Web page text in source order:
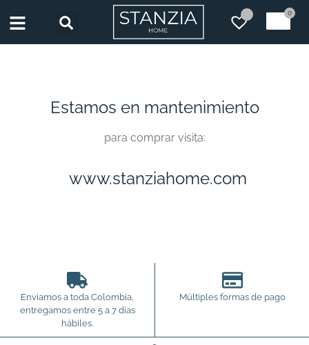
0
Estamos en mantenimiento
para comprar visita:
www.stanziahome.com
Enviamos a toda Colombia,
entregamos entre 5 a 7 días
hábiles.
Múltiples formas de pago